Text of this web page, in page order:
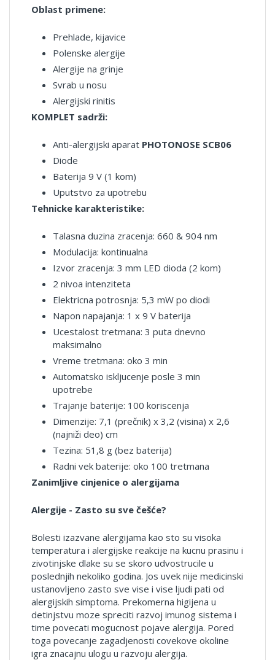
Oblast primene:
Prehlade, kijavice
Polenske alergije
Alergije na grinje
Svrab u nosu
Alergijski rinitis
KOMPLET sadrži:
Anti-alergijski aparat PHOTONOSE SCB06
Diode
Baterija 9 V (1 kom)
Uputstvo za upotrebu
Tehnicke karakteristike:
Talasna duzina zracenja: 660 & 904 nm
Modulacija: kontinualna
Izvor zracenja: 3 mm LED dioda (2 kom)
2 nivoa intenziteta
Elektricna potrosnja: 5,3 mW po diodi
Napon napajanja: 1 x 9 V baterija
Ucestalost tretmana: 3 puta dnevno
maksimalno
Vreme tretmana: oko 3 min
Automatsko iskljucenje posle 3 min
upotrebe
Trajanje baterije: 100 koriscenja
Dimenzije: 7,1 (prečnik) x 3,2 (visina) x 2,6
(najniži deo) cm
Tezina: 51,8 g (bez baterija)
Radni vek baterije: oko 100 tretmana
Zanimljive cinjenice o alergijama
Alergije - Zasto su sve češće?
Bolesti izazvane alergijama kao sto su visoka
temperatura i alergijske reakcije na kucnu prasinu i
zivotinjske dlake su se skoro udvostrucile u
poslednjih nekoliko godina. Jos uvek nije medicinski
ustanovljeno zasto sve vise i vise ljudi pati od
alergijskih simptoma. Prekomerna higijena u
detinjstvu moze spreciti razvoj imunog sistema i
time povecati mogucnost pojave alergija. Pored
toga povecanje zagadjenosti covekove okoline
igra znacajnu ulogu u razvoju alergija.